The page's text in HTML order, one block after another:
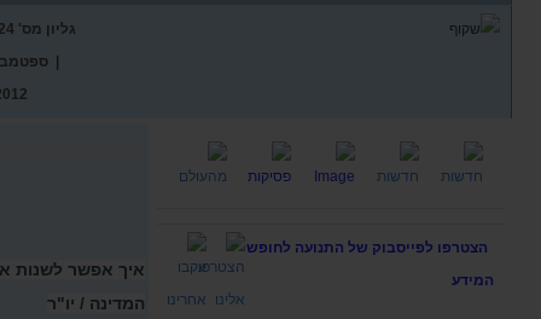
גליון מס'
|
איך אפשר לשנות
המדינה / יו"ר
הצטרפו לפייסבוק של התנועה לחופש
המידע